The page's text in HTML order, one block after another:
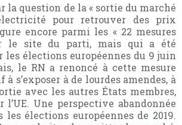
la question de la « sortie du marché
pour retrouver des prix
encore parmi les « 22 mesures
le site du parti, mais qui a été
les élections européennes du 9 juin
le RN a renoncé à cette mesure
s’exposer à de lourdes amendes, à
avec les autres États membres,
Une perspective abandonnée
les élections européennes de 2019.